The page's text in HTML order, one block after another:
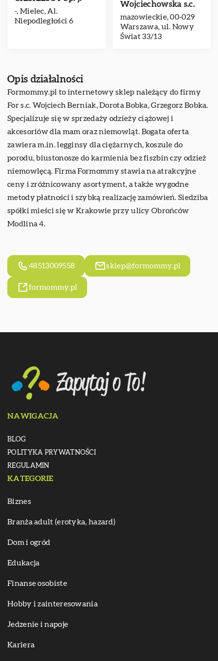
-, Mielec, Al.
Niepodległości 6
Wojciechowska s.c.
mazowieckie, 00-029
Warszawa, ul. Nowy
Świat 33/13
Opis działalności
Formommy.pl to internetowy sklep należący do firmy
For s.c. Wojciech Berniak, Dorota Bobka, Grzegorz Bobka.
Specjalizuje się w sprzedaży odzieży ciążowej i
akcesoriów dla mam oraz niemowląt. Bogata oferta
zawiera m.in. legginsy dla ciężarnych, koszule do
porodu, biustonosze do karmienia bez fiszbin czy odzież
niemowlęcą. Firma Formommy stawia na atrakcyjne
ceny i zróżnicowany asortyment, a także wygodne
metody płatności i szybką realizację zamówień. Siedziba
spółki mieści się w Krakowie przy ulicy Obrońców
Modlina 4.
48513009558 sklep@formommy.pl
formommy.pl
NAWIGACJA
BLOG
POLITYKA PRYWATNOŚCI
REGULAMIN
KATEGORIE
Biznes
Branża adult (erotyka, hazard)
Dom i ogród
Edukacja
Finanse osobiste
Hobby i zainteresowania
Jedzenie i napoje
Kariera